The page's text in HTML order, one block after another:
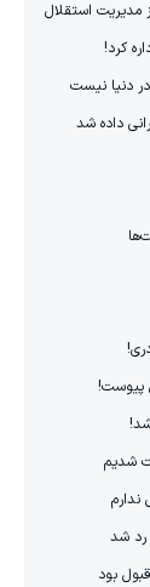
استقلال
کرد!
دنیا نیست
داده شد
پیوست!
شد!
شدیم
ندارم
رد شد
بود